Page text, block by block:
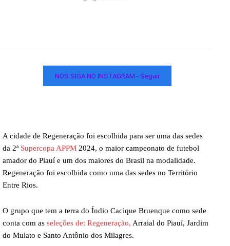
NOS SIGA NO INSTAGRAM - Seguir
A cidade de Regeneração foi escolhida para ser uma das sedes
da 2ª Supercopa APPM 2024, o maior campeonato de futebol
amador do Piauí e um dos maiores do Brasil na modalidade.
Regeneração foi escolhida como uma das sedes no Território
Entre Rios.
O grupo que tem a terra do Índio Cacique Bruenque como sede
conta com as seleções de: Regeneração, Arraial do Piauí, Jardim
do Mulato e Santo Antônio dos Milagres.